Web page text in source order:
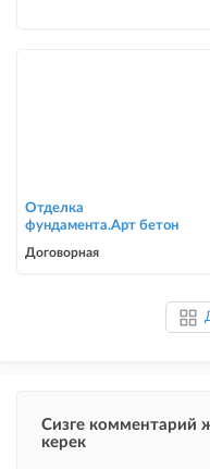
Отделка
фундамента.Арт бетон
Договорная
Сизге комментарий
керек